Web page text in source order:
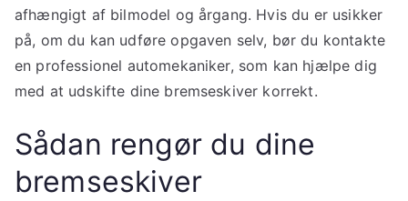
afhængigt af bilmodel og årgang. Hvis du er usikker
på, om du kan udføre opgaven selv, bør du kontakte
en professionel automekaniker, som kan hjælpe dig
med at udskifte dine bremseskiver korrekt.
Sådan rengør du dine
bremseskiver